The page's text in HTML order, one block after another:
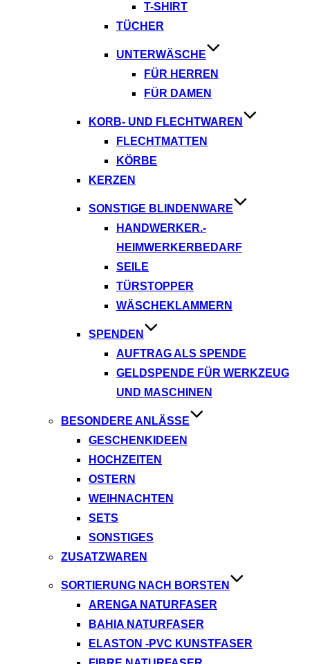
T-SHIRT
TÜCHER
UNTERWÄSCHE
FÜR HERREN
FÜR DAMEN
KORB- UND FLECHTWAREN
FLECHTMATTEN
KÖRBE
KERZEN
SONSTIGE BLINDENWARE
HANDWERKER.-
HEIMWERKERBEDARF
SEILE
TÜRSTOPPER
WÄSCHEKLAMMERN
SPENDEN
AUFTRAG ALS SPENDE
GELDSPENDE FÜR WERKZEUG
UND MASCHINEN
BESONDERE ANLÄSSE
GESCHENKIDEEN
HOCHZEITEN
OSTERN
WEIHNACHTEN
SETS
SONSTIGES
ZUSATZWAREN
SORTIERUNG NACH BORSTEN
ARENGA NATURFASER
BAHIA NATURFASER
ELASTON -PVC KUNSTFASER